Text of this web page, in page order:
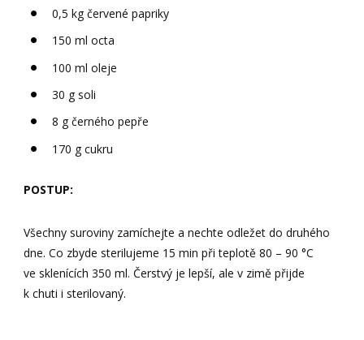
0,5 kg červené papriky
150 ml octa
100 ml oleje
30 g soli
8 g černého pepře
170 g cukru
POSTUP:
Všechny suroviny zamíchejte a nechte odležet do druhého
dne. Co zbyde sterilujeme 15 min při teplotě 80 – 90 °C
ve sklenících 350 ml. Čerstvý je lepší, ale v zimě přijde
k chuti i sterilovaný.